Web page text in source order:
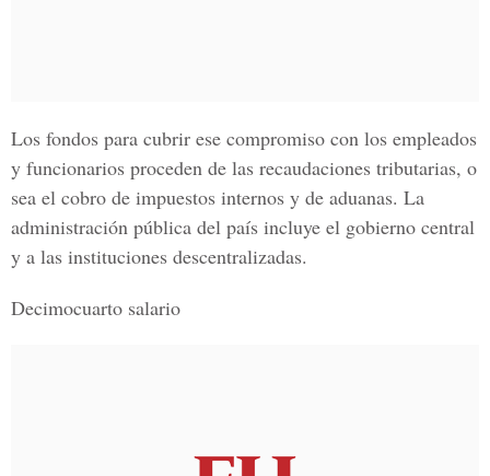
Los fondos para cubrir ese compromiso con los empleados
y funcionarios proceden de las recaudaciones tributarias, o
sea el cobro de impuestos internos y de aduanas. La
administración pública del país incluye el gobierno central
y a las instituciones descentralizadas.
Decimocuarto salario